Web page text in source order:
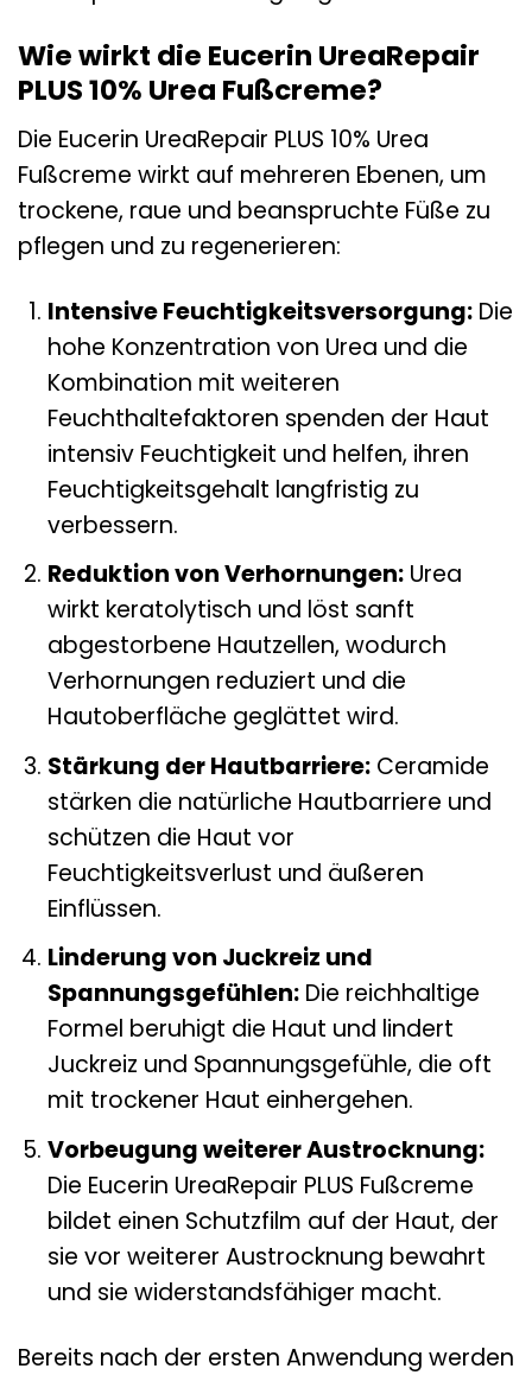
Wie wirkt die Eucerin UreaRepair
PLUS 10% Urea Fußcreme?
Die Eucerin UreaRepair PLUS 10% Urea
Fußcreme wirkt auf mehreren Ebenen, um
trockene, raue und beanspruchte Füße zu
pflegen und zu regenerieren:
Intensive Feuchtigkeitsversorgung:Die
hohe Konzentration von Urea und die
Kombination mit weiteren
Feuchthaltefaktoren spenden der Haut
intensiv Feuchtigkeit und helfen, ihren
Feuchtigkeitsgehalt langfristig zu
verbessern.
Reduktion von Verhornungen:Urea
wirkt keratolytisch und löst sanft
abgestorbene Hautzellen, wodurch
Verhornungen reduziert und die
Hautoberfläche geglättet wird.
Stärkung der Hautbarriere:Ceramide
stärken die natürliche Hautbarriere und
schützen die Haut vor
Feuchtigkeitsverlust und äußeren
Einflüssen.
Linderung von Juckreiz und
Spannungsgefühlen:Die reichhaltige
Formel beruhigt die Haut und lindert
Juckreiz und Spannungsgefühle, die oft
mit trockener Haut einhergehen.
Vorbeugung weiterer Austrocknung:
Die Eucerin UreaRepair PLUS Fußcreme
bildet einen Schutzfilm auf der Haut, der
sie vor weiterer Austrocknung bewahrt
und sie widerstandsfähiger macht.
Bereits nach der ersten Anwendung werden